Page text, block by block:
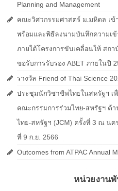
Planning and Management
คณะวิศวกรรมศาสตร์ ม.มหิดล เข้
พร้อมและพิธีลงนามบันทึกความเ
ภายใต้โครงการขับเคลื่อนให้ สถ
ขอรับการรับรอง ABET ภายในปี
รางวัล Friend of Thai Science
ประชุมนักวิชาชีพไทยในสหรัฐฯ เ
คณะกรรมการร่วมไทย-สหรัฐฯ ด้
ไทย-สหรัฐฯ (JCM) ครั้งที่ 3 ณ นค
ที่ 9 ก.ย. 2566
Outcomes from ATPAC Annual
หน่วยงาน